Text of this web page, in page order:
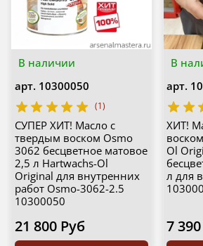
В наличии
арт. 10300050
(1)
СУПЕР ХИТ! Масло с
твердым воском Osmo
3062 бесцветное матовое
2,5 л Hartwachs-Ol
Original для внутренних
работ Osmo-3062-2.5
10300050
21 800 Руб
В
арт.
ХИТ!
Ol
л для
7